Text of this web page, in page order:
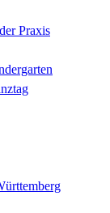
Praxis